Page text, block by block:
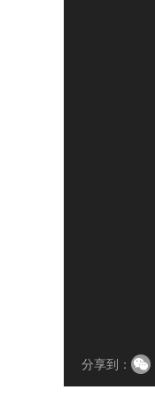
分享到：